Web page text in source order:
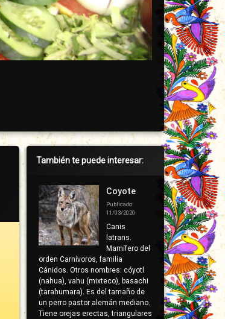
Barra
derecha
También te puede interesar:
Coyote
Publicado:
11/03/2020
Canis
latrans.
Mamífero del
orden Carnívoros, familia
Cánidos. Otros nombres: cóyotl
(nahua), vahu (mixteco), basachi
(tarahumara). Es del tamaño de
un perro pastor alemán mediano.
Tiene orejas erectas, triangulares